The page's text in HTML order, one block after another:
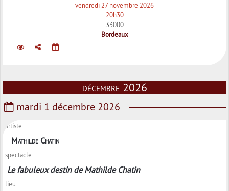
vendredi 27 novembre 2026
20h30
33000
Bordeaux
décembre 2026
mardi 1 décembre 2026
artiste
Mathilde Chatin
spectacle
Le fabuleux destin de Mathilde Chatin
lieu